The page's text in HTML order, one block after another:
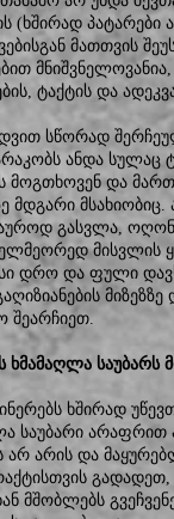
(ხშირად პატარები
მათთვის
ტაქტის და
სწორად
ანდა
მოგთხოვენ და
მდგარი
გასვლა,
მისვლის
დრო და ფული
შეარჩიეთ.
ხმამაღლა საუბარს
ხშირად
საუბარი არაფრით
არ არის და
მშობლებს